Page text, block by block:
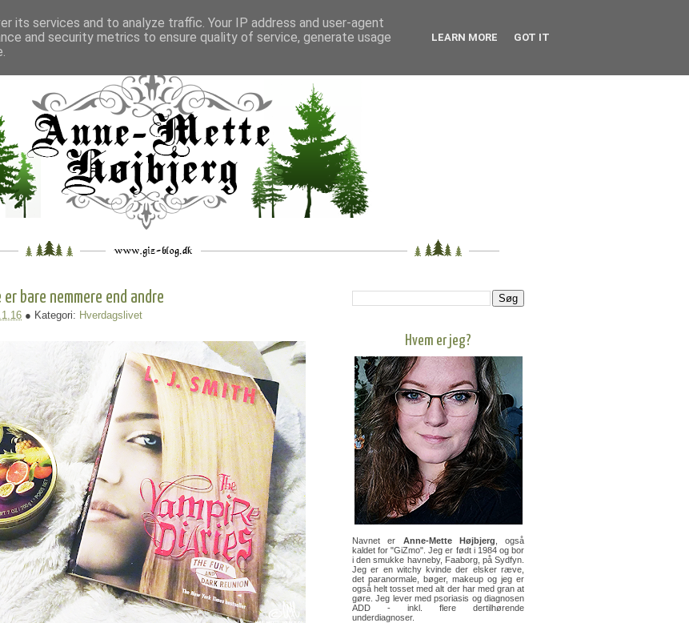
___ _. __ __ _ ___
er bare nemmere end andre
● Kategori: Hverdagslivet
Hvem er jeg?
Navnet er Anne-Mette Højbjerg , også
kaldet for "GiZmo". Jeg er født i 1984 og bor
i den smukke havneby, Faaborg, på Sydfyn.
Jeg er en witchy kvinde der elsker ræve,
det paranormale, bøger, makeup og jeg er
også helt tosset med alt der har med gran at
gøre. Jeg lever med psoriasis og diagnosen
ADD - inkl. flere dertilhørende
underdiagnoser.
its services and to analyze traffic. Your IP address and user-agent
and security metrics to ensure quality of service, generate usage
LEARN MORE GOT IT